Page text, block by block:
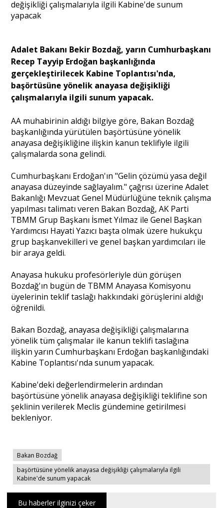
Ekonomi
Yorum - Analiz
Söyleşi
Yazı Dizisi
Yazarlar
Dosya Haber
Sağlık
Adalet Bakanı Bekir Bozdağ, yarın Cumhurbaşkanı
Recep Tayyip Erdoğan başkanlığında
gerçekleştirilecek Kabine Toplantısı'nda,
başörtüsüne yönelik anayasa değişikliği
çalışmalarıyla ilgili sunum yapacak.
AA muhabirinin aldığı bilgiye göre, Bakan Bozdağ
başkanlığında yürütülen başörtüsüne yönelik
anayasa değişikliğine ilişkin kanun teklifiyle ilgili
çalışmalarda sona gelindi.
Cumhurbaşkanı Erdoğan'ın "Gelin çözümü yasa değil
anayasa düzeyinde sağlayalım." çağrısı üzerine Adalet
Bakanlığı Mevzuat Genel Müdürlüğüne teknik çalışma
yapılması talimatı veren Bakan Bozdağ, AK Parti
TBMM Grup Başkanı İsmet Yılmaz ile Genel Başkan
Yardımcısı Hayati Yazıcı başta olmak üzere hukukçu
grup başkanvekilleri ve genel başkan yardımcıları ile
bir araya geldi.
Anayasa hukuku profesörleriyle dün görüşen
Bozdağ'ın bugün de TBMM Anayasa Komisyonu
üyelerinin teklif taslağı hakkındaki görüşlerini aldığı
öğrenildi.
Bakan Bozdağ, anayasa değişikliği çalışmalarına
yönelik tüm çalışmalar ile kanun teklifi taslağına
ilişkin yarın Cumhurbaşkanı Erdoğan başkanlığındaki
Kabine Toplantısı'nda sunum yapacak.
Kabine'deki değerlendirmelerin ardından
başörtüsüne yönelik anayasa değişikliği teklifine son
şeklinin verilerek Meclis gündemine getirilmesi
bekleniyor.
Bakan Bozdağ
başörtüsüne yönelik anayasa değişikliği çalışmalarıyla ilgili
Kabine'de sunum yapacak
Bu haberler ilginizi çeker